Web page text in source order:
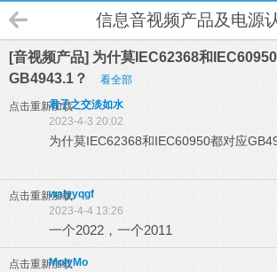
信息音视频产品及电源
[音视频产品] 为什莫IEC62368和
GB4943.1？
看全部
点击重新加载君子之交淡如水
2023-4-3 20:02
为什莫IEC62368和IEC60950都对应
点击重新加载walyyqgf
2023-4-4 13:26
一个2022，一个2011
点击重新加载
MolyMo